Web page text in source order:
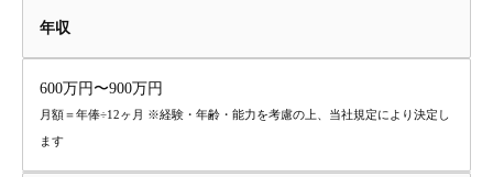
年収
600万円〜900万円
月額＝年俸÷12ヶ月 ※経験・年齢・能力を考慮の上、当社規定により決定し
ます